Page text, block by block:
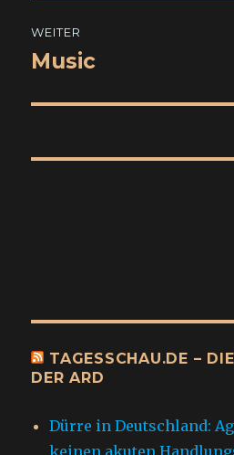
WEITER
Nächster
Music
TAGESSCHAU.DE –
DER ARD
Dürre in Deutschland: